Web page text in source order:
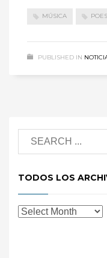
MÚSICA
PUBLISHED IN
TODOS LOS